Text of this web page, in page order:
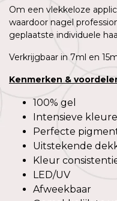
Om een vlekkeloze
waardoor nagel
geplaatste individuele
Verkrijgbaar in 7ml en
Kenmerken &
100% gel
Intensieve
Perfecte
Uitstekende
Kleur
LED/UV
Afweekbaar